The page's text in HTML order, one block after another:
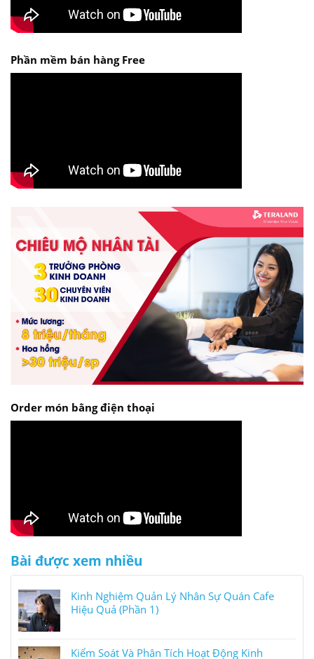
Phần mềm bán hàng Free
Order món bằng điện thoại
Bài được xem nhiều
Kinh Nghiệm Quản Lý Nhân Sự Quán Cafe
Hiệu Quả (Phần 1)
Kiểm Soát Và Phân Tích Hoạt Động Kinh